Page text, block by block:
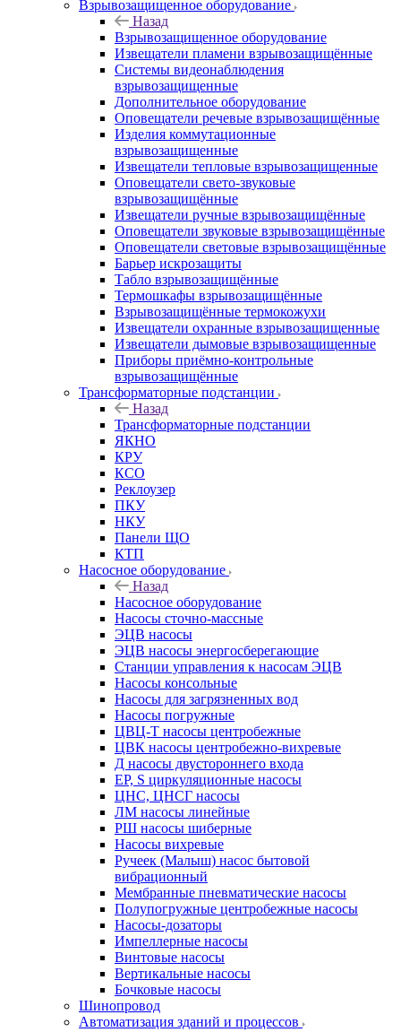
Взрывозащищенное оборудование
Назад
Взрывозащищенное оборудование
Извещатели пламени взрывозащищённые
Системы видеонаблюдения
взрывозащищенные
Дополнительное оборудование
Оповещатели речевые взрывозащищённые
Изделия коммутационные
взрывозащищенные
Извещатели тепловые взрывозащищенные
Оповещатели свето-звуковые
взрывозащищённые
Извещатели ручные взрывозащищённые
Оповещатели звуковые взрывозащищённые
Оповещатели световые взрывозащищённые
Барьер искрозащиты
Табло взрывозащищённые
Термошкафы взрывозащищённые
Взрывозащищённые термокожухи
Извещатели охранные взрывозащищенные
Извещатели дымовые взрывозащищенные
Приборы приёмно-контрольные
взрывозащищённые
Трансформаторные подстанции
Назад
Трансформаторные подстанции
ЯКНО
КРУ
КСО
Реклоузер
ПКУ
НКУ
Панели ЩО
КТП
Насосное оборудование
Назад
Насосное оборудование
Насосы сточно-массные
ЭЦВ насосы
ЭЦВ насосы энергосберегающие
Станции управления к насосам ЭЦВ
Насосы консольные
Насосы для загрязненных вод
Насосы погружные
ЦВЦ-Т насосы центробежные
ЦВК насосы центробежно-вихревые
Д насосы двустороннего входа
EP, S циркуляционные насосы
ЦНС, ЦНСГ насосы
ЛМ насосы линейные
РШ насосы шиберные
Насосы вихревые
Ручеек (Малыш) насос бытовой
вибрационный
Мембранные пневматические насосы
Полупогружные центробежные насосы
Насосы-дозаторы
Импеллерные насосы
Винтовые насосы
Вертикальные насосы
Бочковые насосы
Шинопровод
Автоматизация зданий и процессов